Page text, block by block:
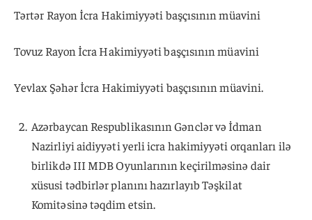
Tərtər Rayon İcra Hakimiyyəti başçısının müavini
Tovuz Rayon İcra Hakimiyyəti başçısının müavini
Yevlax Şəhər İcra Hakimiyyəti başçısının müavini.
Azərbaycan Respublikasının Gənclər və İdman
Nazirliyi aidiyyəti yerli icra hakimiyyəti orqanları ilə
birlikdə III MDB Oyunlarının keçirilməsinə dair
xüsusi tədbirlər planını hazırlayıb Təşkilat
Komitəsinə təqdim etsin.